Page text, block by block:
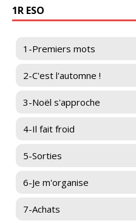
1R ESO
1-Premiers mots
2-C'est l'automne !
3-Noël s'approche
4-Il fait froid
5-Sorties
6-Je m'organise
7-Achats